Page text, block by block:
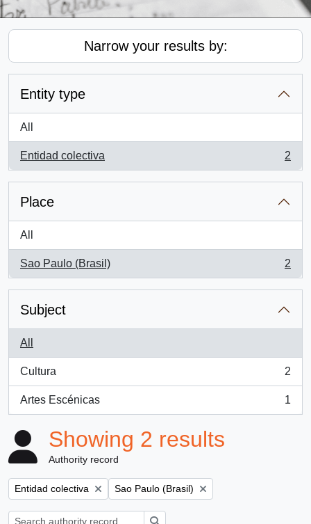
Narrow your results by:
Entity type
All
Entidad colectiva
, 2 results
2
Place
All
Sao Paulo (Brasil)
, 2 results
2
Subject
All
Cultura
, 2 results
2
Artes Escénicas
, 1 results
1
Showing 2 results
Authority record
Remove filter:
Entidad colectiva Remove filter:
Sao Paulo (Brasil)